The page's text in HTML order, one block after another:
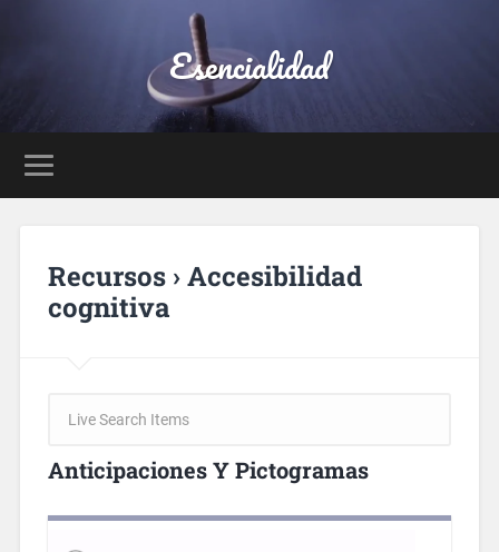
Esencialidad
Recursos › Accesibilidad
cognitiva
Anticipaciones Y Pictogramas